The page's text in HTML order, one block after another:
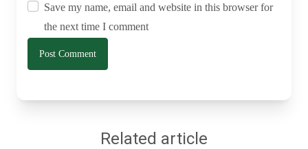
Save my name, email and website in this browser for
the next time I comment
Related article